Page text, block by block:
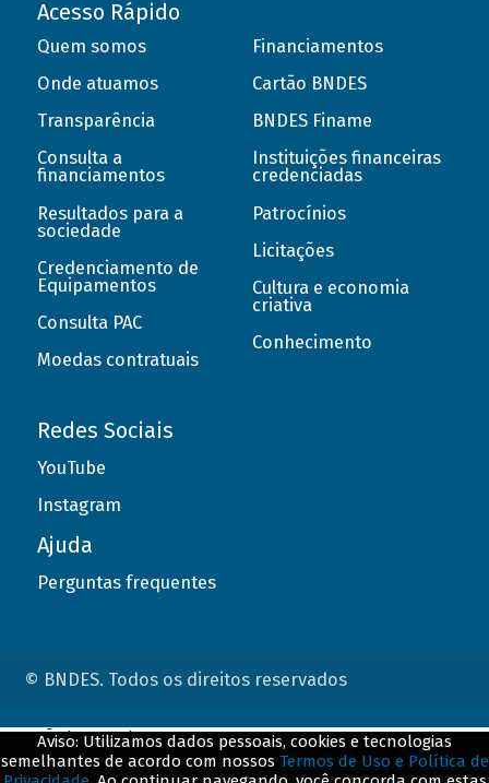
Acesso Rápido
Quem somos
Onde atuamos
Transparência
Consulta a
financiamentos
Resultados para a
sociedade
Credenciamento de
Equipamentos
Consulta PAC
Moedas contratuais
Financiamentos
Cartão BNDES
BNDES Finame
Instituições financeiras
credenciadas
Patrocínios
Licitações
Cultura e economia
criativa
Conhecimento
Redes Sociais
YouTube
Instagram
Ajuda
Perguntas frequentes
© BNDES. Todos os direitos reservados
Aviso: Utilizamos dados pessoais, cookies e tecnologias
semelhantes de acordo com nossos Termos de Uso e Política de
ConteÃºdo complementar
${title}${badge}